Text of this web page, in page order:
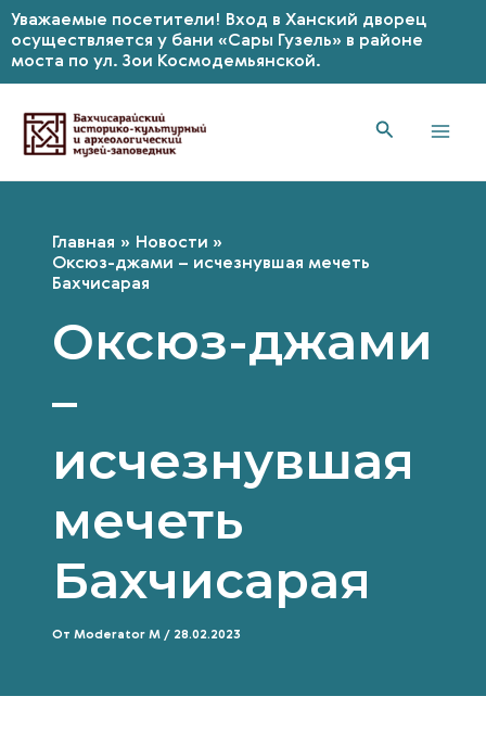
Уважаемые посетители! Вход в Ханский дворец
осуществляется у бани «Сары Гузель» в районе
моста по ул. Зои Космодемьянской.
содержимому
Главная
Новости
Оксюз-джами – исчезнувшая мечеть
Бахчисарая
Оксюз-джами
–
исчезнувшая
мечеть
Бахчисарая
От Moderator M / 28.02.2023